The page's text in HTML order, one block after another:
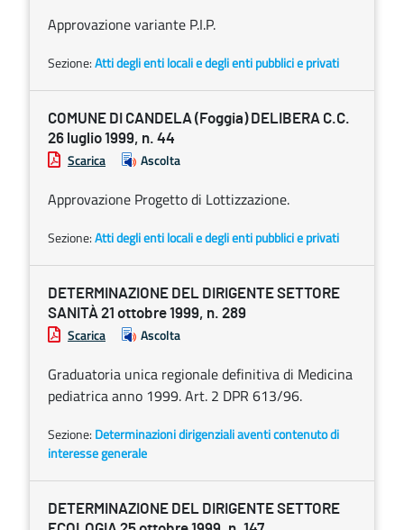
Approvazione variante P.I.P.
Sezione:Atti degli enti locali e degli enti pubblici e privati
COMUNE DI CANDELA (Foggia) DELIBERA C.C.
26 luglio 1999, n. 44
Scarica Ascolta
Approvazione Progetto di Lottizzazione.
Sezione:Atti degli enti locali e degli enti pubblici e privati
DETERMINAZIONE DEL DIRIGENTE SETTORE
SANITÀ 21 ottobre 1999, n. 289
Scarica Ascolta
Graduatoria unica regionale definitiva di Medicina
pediatrica anno 1999. Art. 2 DPR 613/96.
Sezione: Determinazioni dirigenziali aventi contenuto di
interesse generale
DETERMINAZIONE DEL DIRIGENTE SETTORE